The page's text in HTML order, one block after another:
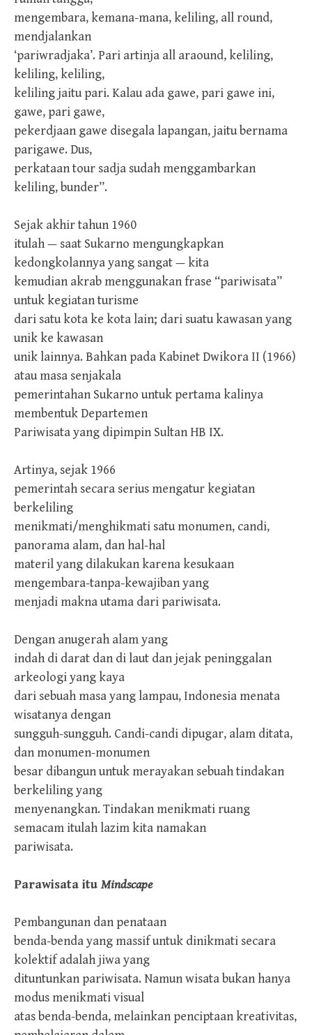
mengembara, kemana-mana, keliling, all round,
mendjalankan
‘pariwradjaka’. Pari artinja all araound, keliling,
keliling, keliling,
keliling jaitu pari. Kalau ada gawe, pari gawe ini,
gawe, pari gawe,
pekerdjaan gawe disegala lapangan, jaitu bernama
parigawe. Dus,
perkataan tour sadja sudah menggambarkan
keliling, bunder”.
Sejak akhir tahun 1960
itulah — saat Sukarno mengungkapkan
kedongkolannya yang sangat — kita
kemudian akrab menggunakan frase “pariwisata”
untuk kegiatan turisme
dari satu kota ke kota lain; dari suatu kawasan yang
unik ke kawasan
unik lainnya. Bahkan pada Kabinet Dwikora II (1966)
atau masa senjakala
pemerintahan Sukarno untuk pertama kalinya
membentuk Departemen
Pariwisata yang dipimpin Sultan HB IX.
Artinya, sejak 1966
pemerintah secara serius mengatur kegiatan
berkeliling
menikmati/menghikmati satu monumen, candi,
panorama alam, dan hal-hal
materil yang dilakukan karena kesukaan
mengembara-tanpa-kewajiban yang
menjadi makna utama dari pariwisata.
Dengan anugerah alam yang
indah di darat dan di laut dan jejak peninggalan
arkeologi yang kaya
dari sebuah masa yang lampau, Indonesia menata
wisatanya dengan
sungguh-sungguh. Candi-candi dipugar, alam ditata,
dan monumen-monumen
besar dibangun untuk merayakan sebuah tindakan
berkeliling yang
menyenangkan. Tindakan menikmati ruang
semacam itulah lazim kita namakan
pariwisata.
Parawisata itu Mindscape
Pembangunan dan penataan
benda-benda yang massif untuk dinikmati secara
kolektif adalah jiwa yang
dituntunkan pariwisata. Namun wisata bukan hanya
modus menikmati visual
atas benda-benda, melainkan penciptaan kreativitas,